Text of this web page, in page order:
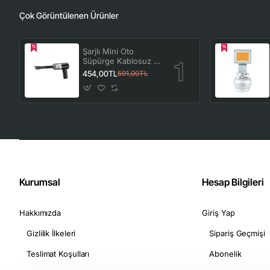
Çok Görüntülenen Ürünler
Şarjlı Mini Oto
Süpürge Kablosuz El
Araç Süpürgesi
Güçlü Vakum Çekiş
ve Üfleme
454,00TL591,00TL
Kurumsal
Hakkımızda
Gizlilik İlkeleri
Teslimat Koşulları
Hesap Bilgileri
Giriş Yap
Sipariş Geçmişi
Abonelik